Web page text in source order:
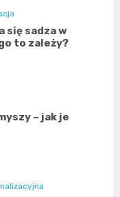
się sadza w
to zależy?
– jak je